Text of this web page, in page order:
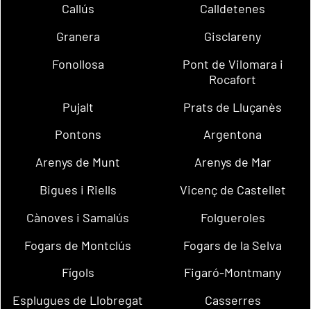
Callús
Calldetenes
Granera
Gisclareny
Fonollosa
Pont de Vilomara i
Rocafort
Pujalt
Prats de Lluçanès
Pontons
Argentona
Arenys de Munt
Arenys de Mar
Bigues i Riells
Vicenç de Castellet
Cànoves i Samalús
Folgueroles
Fogars de Montclús
Fogars de la Selva
Fígols
Figaró-Montmany
Esplugues de Llobregat
Casserres